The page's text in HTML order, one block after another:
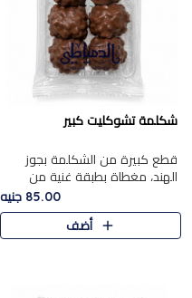
شكلمة تشوكليت كبير
قطع كبيرة من الشكلمة بجوز
الهند، مغطاة بطبقة غنية من
الشوكولاتة الفاخرة لتجمع بين
القوام الطري من الداخل مركز جوز
الهند المطاطي والمذاق الغن..
85.00 جنيه
أضف